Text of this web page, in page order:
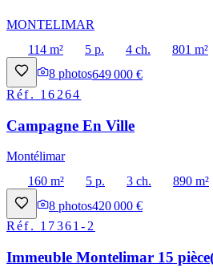
MONTELIMAR
114 m²
5 p. 4 ch.
801 m²
8 photos649 000 €
Réf. 16264
Campagne En Ville
Montélimar
160 m²
5 p. 3 ch.
890 m²
8 photos420 000 €
Réf. 17361-2
Immeuble Montelimar 15